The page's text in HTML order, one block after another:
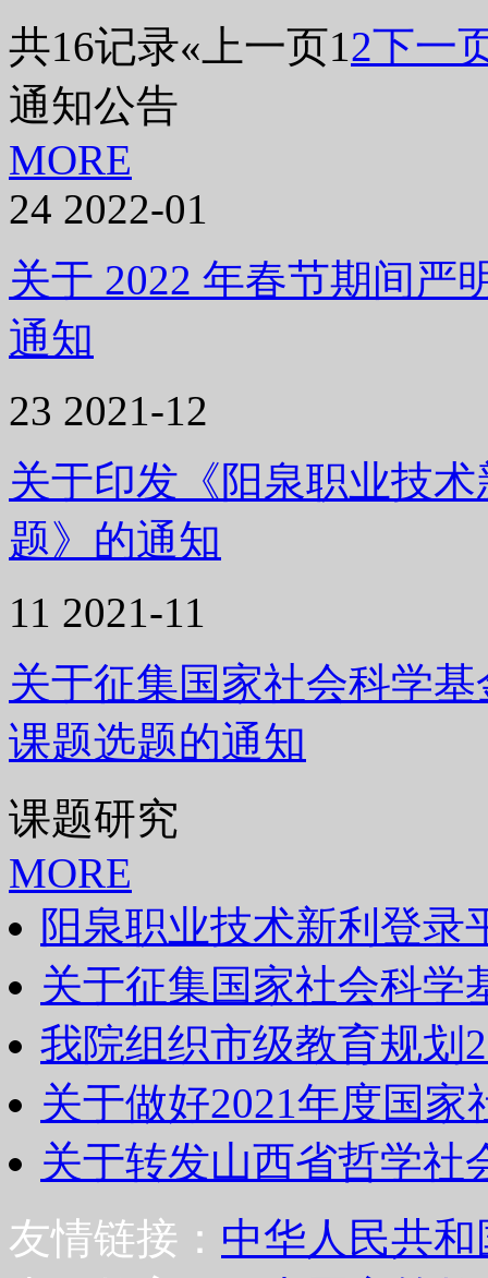
共16记录«上一页12下一
通知公告
MORE
24 2022-01
关于 2022 年春节期间严
通知
23 2021-12
关于印发《阳泉职业技
题》的通知
11 2021-11
关于征集国家社会科学
课题选题的通知
课题研究
MORE
阳泉职业技术新利登
关于征集国家社会科
我院组织市级教育规划
关于做好2021年度国
关于转发山西省哲学
友情链接： 中华人民共